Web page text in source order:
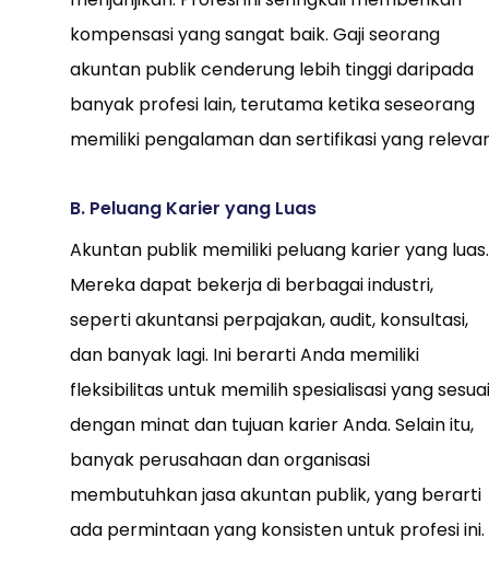
kompensasi yang sangat baik. Gaji seorang
akuntan publik cenderung lebih tinggi daripada
banyak profesi lain, terutama ketika seseorang
memiliki pengalaman dan sertifikasi yang
B. Peluang Karier yang Luas
Akuntan publik memiliki peluang karier yang luas.
Mereka dapat bekerja di berbagai industri,
seperti akuntansi perpajakan, audit, konsultasi,
dan banyak lagi. Ini berarti Anda memiliki
fleksibilitas untuk memilih spesialisasi yang sesuai
dengan minat dan tujuan karier Anda. Selain itu,
banyak perusahaan dan organisasi
membutuhkan jasa akuntan publik, yang berarti
ada permintaan yang konsisten untuk profesi ini.